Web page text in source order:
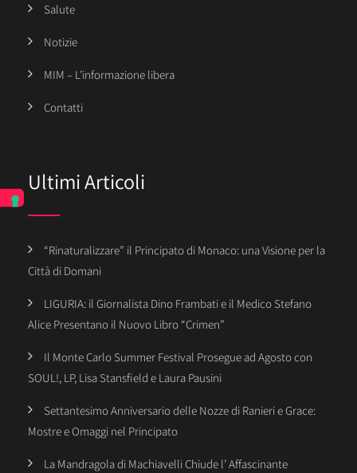
Salute
Notizie
MIM – L’informazione libera
Contatti
Ultimi Articoli
“Rinaturalizzare” il Principato di Monaco: una Visione per la
Città di Domani
LIGURIA: il Giornalista Dino Frambati e il Medico Stefano
Alice Presentano il Nuovo Libro “Crimen”
Il Monte Carlo Summer Festival Prosegue ad Agosto con
SOUL!, LP, Lisa Stansfield e Laura Pausini
Settantesimo Anniversario delle Nozze di Ranieri e Grace:
Mostre e Omaggi nel Principato
La Mandragola di Machiavelli Chiude l’ Affascinante